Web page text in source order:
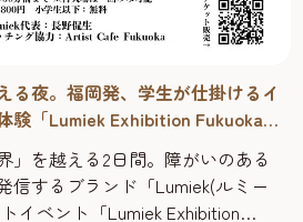
る夜。福岡発、学生が仕掛けるイ
験「Lumiek Exhibition Fukuoka
」を越える2日間。障がいのある
信するブランド「Lumiek(ルミー
イベント「Lumiek Exhibition